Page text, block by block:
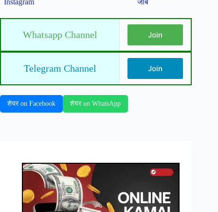
Whatsapp Channel Join
Telegram Channel Join
शेयर on Facebook शेयर on WhatsApp